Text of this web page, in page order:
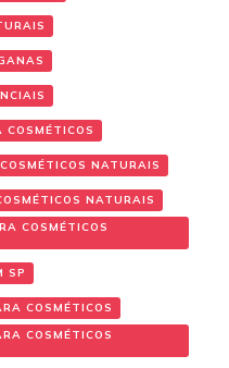
COSMÉTICOS
NATURAIS
NATURAIS
COSMÉTICOS
SP
COSMÉTICOS
COSMÉTICOS